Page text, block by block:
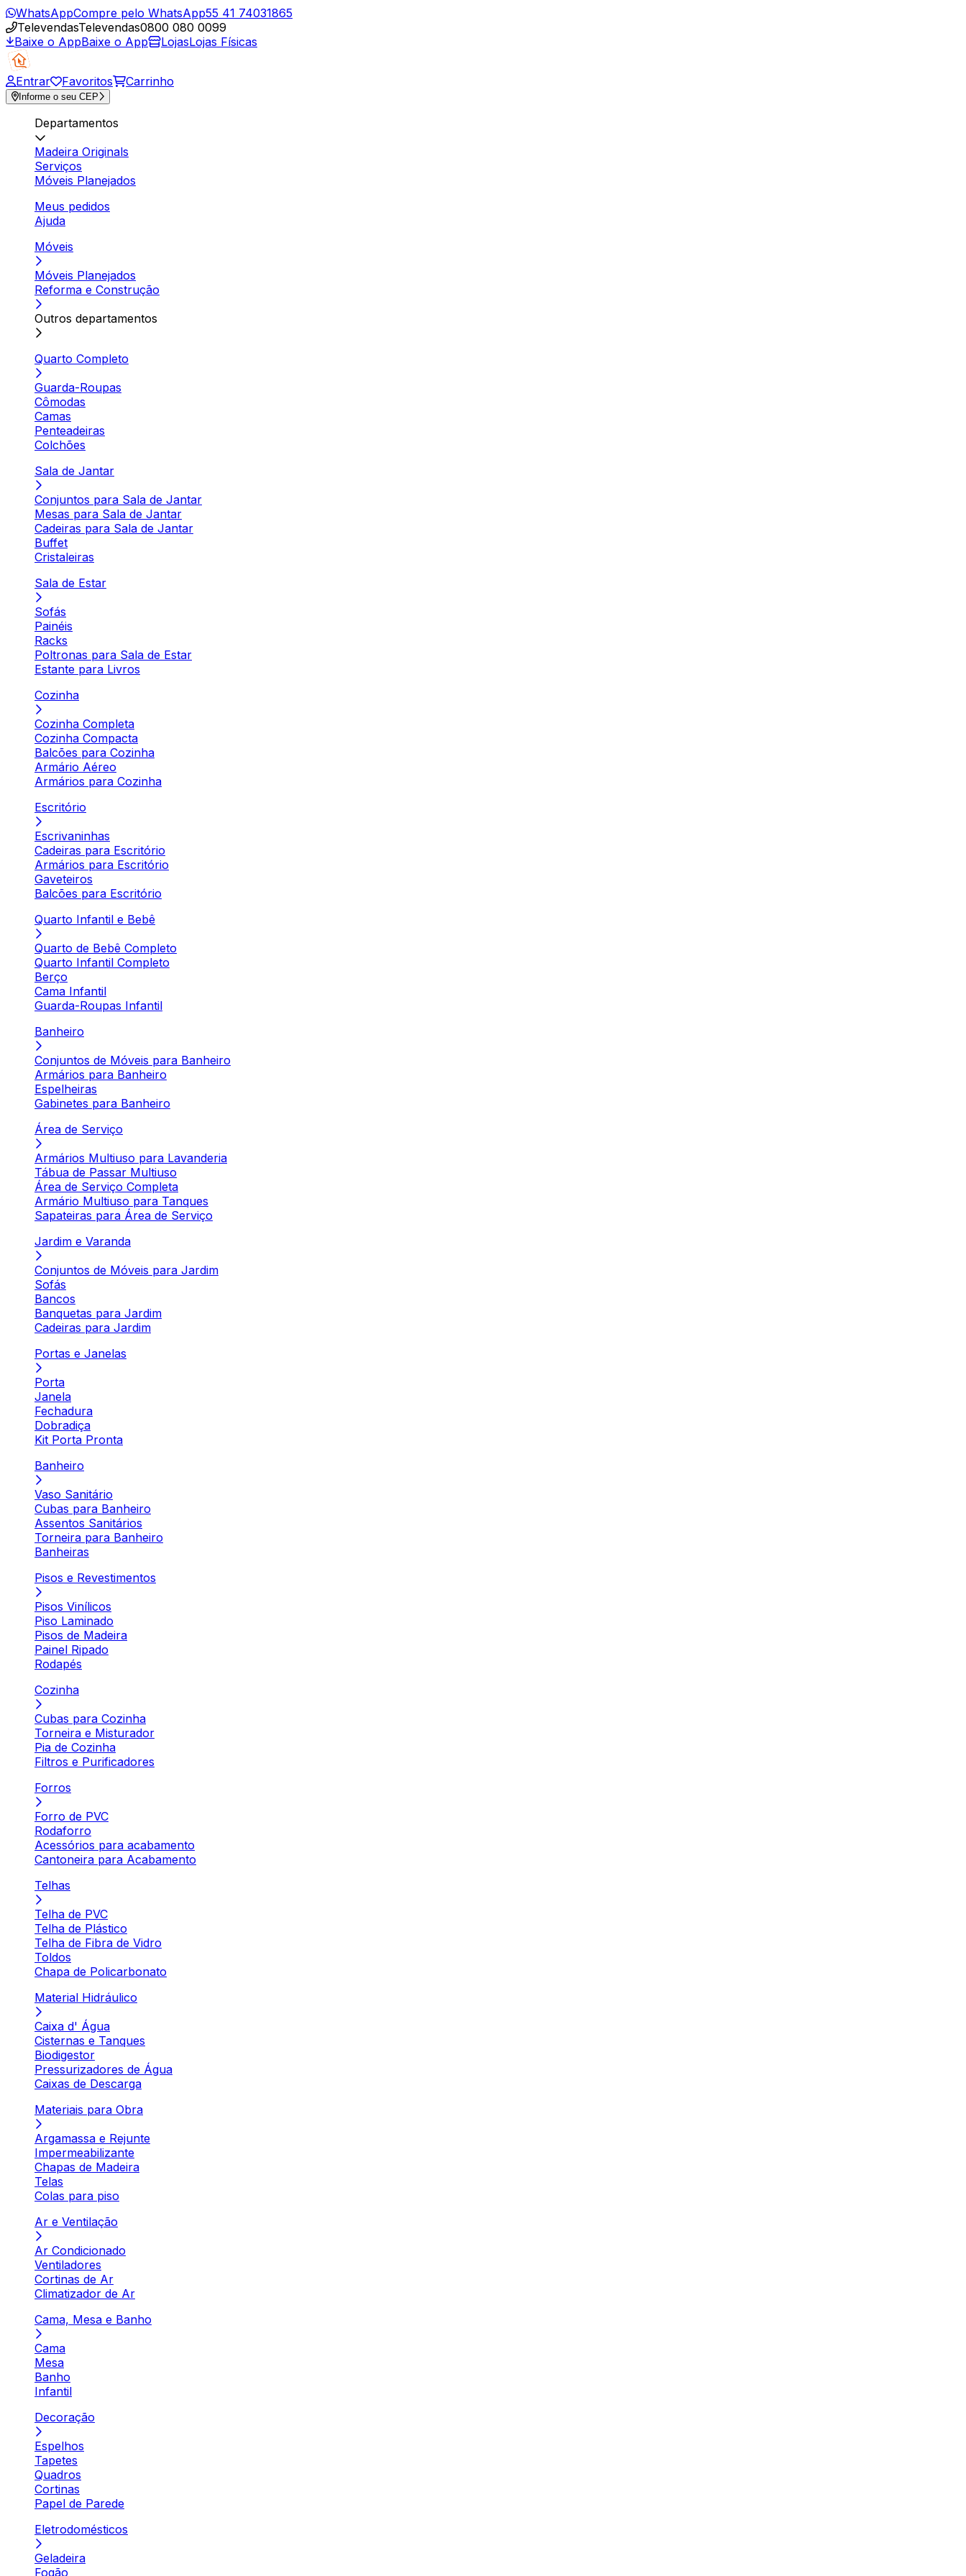
WhatsAppCompre pelo WhatsApp55 41 74031865
TelevendasTelevendas0800 080 0099
Baixe o AppBaixe o App LojasLojas Físicas
Entrar Favoritos Carrinho
Informe o seu CEP
Departamentos
Madeira Originals
Serviços
Móveis Planejados
Meus pedidos
Ajuda
Móveis
Móveis Planejados
Reforma e Construção
Outros departamentos
Quarto Completo
Guarda-Roupas
Cômodas
Camas
Penteadeiras
Colchões
Sala de Jantar
Conjuntos para Sala de Jantar
Mesas para Sala de Jantar
Cadeiras para Sala de Jantar
Buffet
Cristaleiras
Sala de Estar
Sofás
Painéis
Racks
Poltronas para Sala de Estar
Estante para Livros
Cozinha
Cozinha Completa
Cozinha Compacta
Balcões para Cozinha
Armário Aéreo
Armários para Cozinha
Escritório
Escrivaninhas
Cadeiras para Escritório
Armários para Escritório
Gaveteiros
Balcões para Escritório
Quarto Infantil e Bebê
Quarto de Bebê Completo
Quarto Infantil Completo
Berço
Cama Infantil
Guarda-Roupas Infantil
Banheiro
Conjuntos de Móveis para Banheiro
Armários para Banheiro
Espelheiras
Gabinetes para Banheiro
Área de Serviço
Armários Multiuso para Lavanderia
Tábua de Passar Multiuso
Área de Serviço Completa
Armário Multiuso para Tanques
Sapateiras para Área de Serviço
Jardim e Varanda
Conjuntos de Móveis para Jardim
Sofás
Bancos
Banquetas para Jardim
Cadeiras para Jardim
Portas e Janelas
Porta
Janela
Fechadura
Dobradiça
Kit Porta Pronta
Banheiro
Vaso Sanitário
Cubas para Banheiro
Assentos Sanitários
Torneira para Banheiro
Banheiras
Pisos e Revestimentos
Pisos Vinílicos
Piso Laminado
Pisos de Madeira
Painel Ripado
Rodapés
Cozinha
Cubas para Cozinha
Torneira e Misturador
Pia de Cozinha
Filtros e Purificadores
Forros
Forro de PVC
Rodaforro
Acessórios para acabamento
Cantoneira para Acabamento
Telhas
Telha de PVC
Telha de Plástico
Telha de Fibra de Vidro
Toldos
Chapa de Policarbonato
Material Hidráulico
Caixa d' Água
Cisternas e Tanques
Biodigestor
Pressurizadores de Água
Caixas de Descarga
Materiais para Obra
Argamassa e Rejunte
Impermeabilizante
Chapas de Madeira
Telas
Colas para piso
Ar e Ventilação
Ar Condicionado
Ventiladores
Cortinas de Ar
Climatizador de Ar
Cama, Mesa e Banho
Cama
Mesa
Banho
Infantil
Decoração
Espelhos
Tapetes
Quadros
Cortinas
Papel de Parede
Eletrodomésticos
Geladeira
Fogão